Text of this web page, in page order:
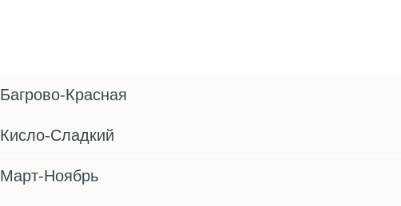
Багрово-Красная
Кисло-Сладкий
Март-Ноябрь